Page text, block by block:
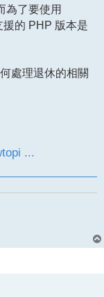
為了要使用
的 PHP 版本是
處理退休的相關
...